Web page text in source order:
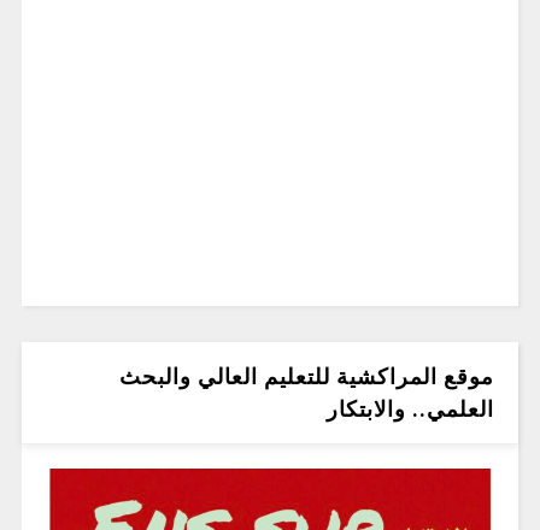
موقع المراكشية للتعليم العالي والبحث
العلمي.. والابتكار